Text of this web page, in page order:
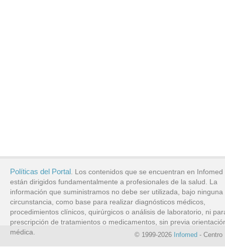
Políticas del Portal . Los contenidos que se encuentran en Infomed
están dirigidos fundamentalmente a profesionales de la salud. La
información que suministramos no debe ser utilizada, bajo ninguna
circunstancia, como base para realizar diagnósticos médicos,
procedimientos clínicos, quirúrgicos o análisis de laboratorio, ni
prescripción de tratamientos o medicamentos, sin previa
médica.
© 1999-2026 Infomed - Centro